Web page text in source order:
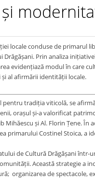
locale conduse de primarul
Prin analiza
evidențiază modul în care
al afirmării identității locale.
pentru tradiția viticolă, se
orașul și-a valorificat
Mihăescu și Al. Florin Țene. În
primarului Costinel Stoica, a
de Cultură Drăgășani într-
Această strategie a
organizarea de spectacole,